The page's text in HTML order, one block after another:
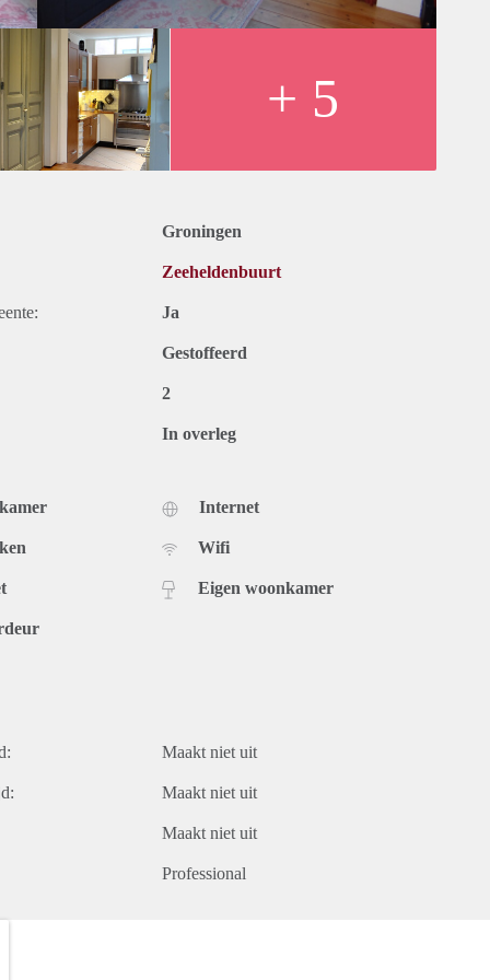
zon)
maximaal 24 maanden.
+ 5
Groningen
Zeeheldenbuurt
Ja
Gestoffeerd
2
In overleg
Internet
Wifi
Eigen woonkamer
Maakt niet uit
Maakt niet uit
Maakt niet uit
Professional